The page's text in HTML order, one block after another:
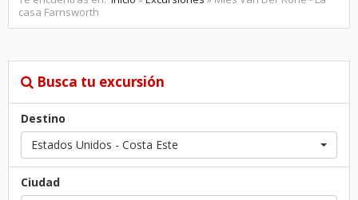
casa Farnsworth
Busca tu excursión
Destino
Estados Unidos - Costa Este
Ciudad